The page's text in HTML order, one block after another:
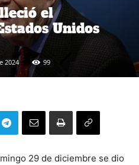
el
Unidos
2024 99
29 de diciembre se dio